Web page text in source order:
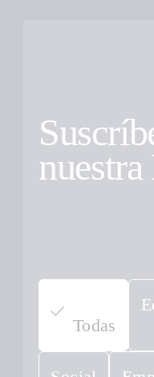
Todas